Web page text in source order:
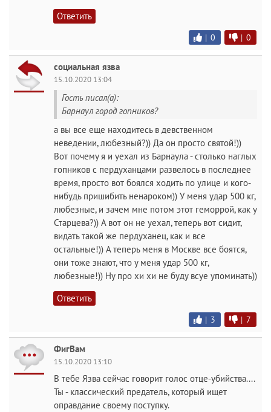
Ответить
| 0 | 0
социальная язва
15.10.2020 13:04
Гость писал(а):
Барнаул город гопников?
а вы все еще находитесь в девственном
неведении, любезный?)) Да он просто святой!))
Вот почему я и уехал из Барнаула - столько наглых
гопников с пердуханцами развелось в последнее
время, просто вот боялся ходить по улице и кого-
нибудь пришибить ненароком)) У меня удар 500 кг,
любезные, и зачем мне потом этот геморрой, как у
Старцева?)) А вот он не уехал, теперь вот сидит,
видать такой же пердуханец, как и все
остальные!)) А теперь меня в Москве все боятся,
они тоже знают, что у меня удар 500 кг,
любезные!)) Ну про хи хи не буду всуе упоминать))
Ответить
| 3 | 7
ФигВам
15.10.2020 13:10
В тебе Язва сейчас говорит голос отце-убийства....
Ты - классический предатель, который ищет
оправдание своему поступку.